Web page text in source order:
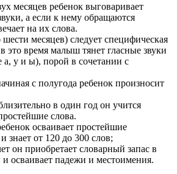
месяцев ребенок выговаривает
а если к нему обращаются
на их слова.
шести месяцев) следует специфическая
это время малыш тянет гласные звуки
у и ы), порой в сочетании с
с полугода ребенок произносит
в один год он учится
слова.
осваивает простейшие
знает от 120 до 300 слов;
он приобретает словарный запас в
осваивает падежи и местоимения.